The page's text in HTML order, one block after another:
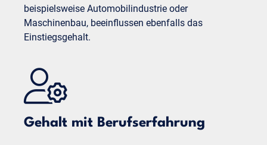
beispielsweise Automobilindustrie oder
Maschinenbau, beeinflussen ebenfalls das
Einstiegsgehalt.
Gehalt mit Berufserfahrung